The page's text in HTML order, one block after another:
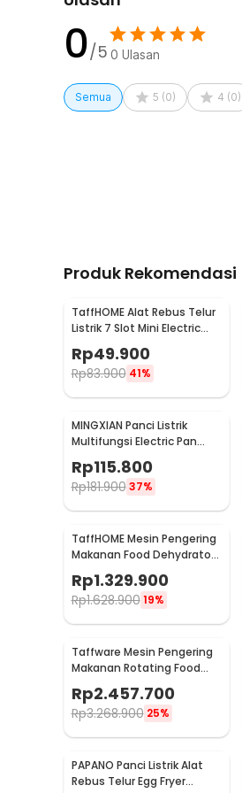
1 x GUESMI Alat Rebus
1 x Rak Kukus Telur
0/5 0 Ulasan
Semua 5 (0) 4 (0)
Produk Rekomendasi
TaffHOME Alat Rebus Telur
Listrik 7 Slot Mini Electric
Rp49.900
Rp83.900 41%
MINGXIAN Panci Listrik
Multifungsi Electric Pan
NonStick 1.7L 400-800W -
MX-22
Rp115.800
Rp181.900 37%
TaffHOME Mesin Pengering
Makanan Food Dehydrator
Touch Panel 18 Layer - LT60
Rp1.329.900
Rp1.628.900 19%
Taffware Mesin Pengering
Makanan Rotating Food
LT80
Rp2.457.700
Rp3.268.900 25%
PAPANO Panci Listrik Alat
Rebus Telur Egg Fryer